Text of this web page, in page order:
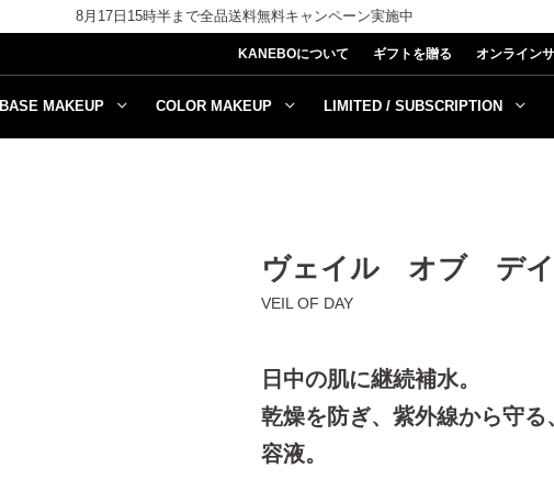
8月17日15時半まで全品送料無料キャンペーン実施中
KANEBOについて ギフトを贈る オンライン
BASE MAKEUP COLOR MAKEUP LIMITED / SUBSCRIPTION
ヴェイル オブ デイ
VEIL OF DAY
日中の肌に継続補水。
乾燥を防ぎ、紫外線から守
容液。